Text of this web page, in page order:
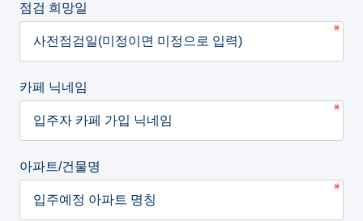
점검 희망일
카페 닉네임
아파트/건물명